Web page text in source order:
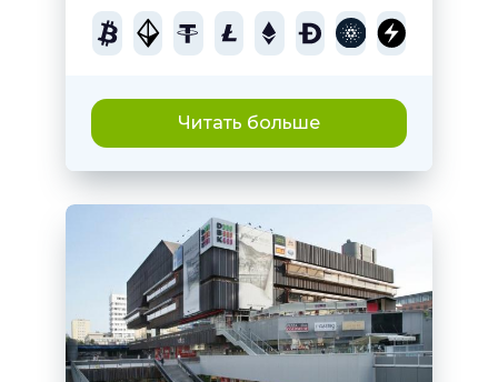
Читать больше